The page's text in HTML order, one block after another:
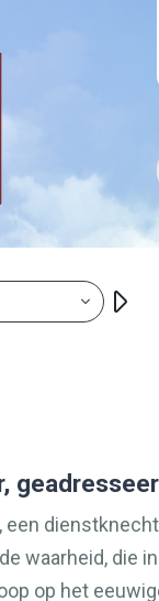
een
waarheid, die
op het